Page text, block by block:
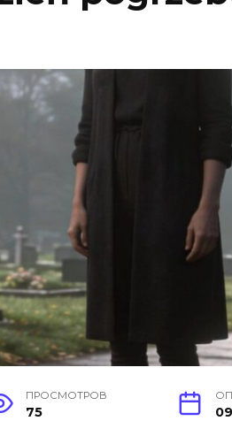
ПРОСМОТРОВ
75